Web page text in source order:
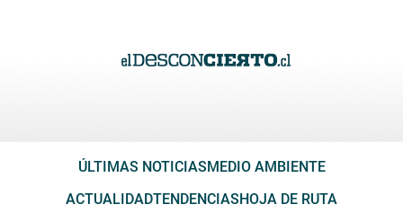
ÚLTIMAS NOTICIAS MEDIO AMBIENTE
ACTUALIDADTENDENCIAS HOJA DE RUTA